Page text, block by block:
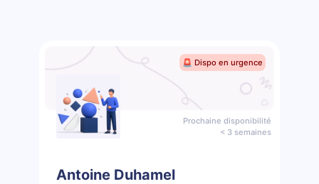
🚨 Dispo en urgence
Prochaine disponibilité
< 3 semaines
Antoine Duhamel